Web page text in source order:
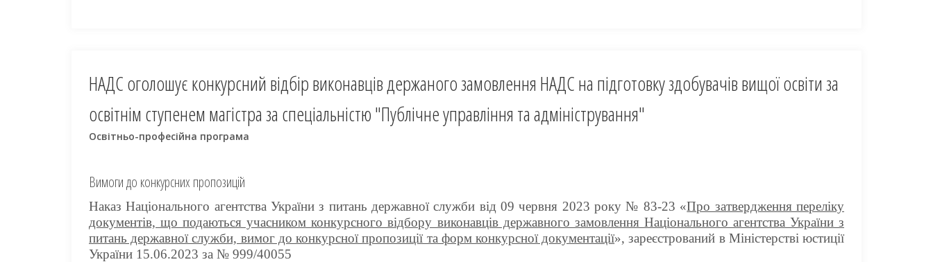
НАДС оголошує конкурсний відбір виконавців держаного замовлення НАДС на підготовку здобувачів вищої освіти за
освітнім ступенем магістра за спеціальністю "Публічне управління та адміністрування"
Освітньо-професійна програма
Вимоги до конкурсних пропозицій
Наказ Національного агентства України з питань державної служби від 09 червня 2023 року № 83-23 «Про затвердження переліку
документів, що подаються учасником конкурсного відбору виконавців державного замовлення Національного агентства України з
питань державної служби, вимог до конкурсної пропозиції та форм конкурсної документації», зареєстрований в Міністерстві юстиції
України 15.06.2023 за № 999/40055